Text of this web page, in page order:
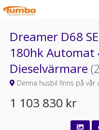
Dreamer D68
180hk Automat
Dieselvärmare
Denna husbil finns på vår
1 103 830 kr